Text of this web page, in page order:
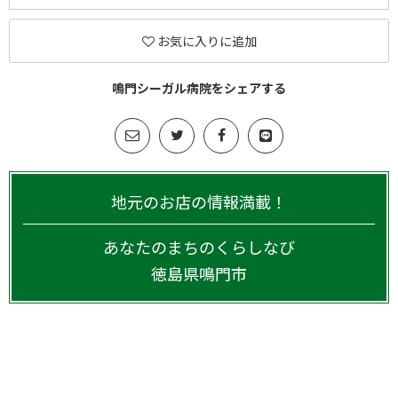
お気に入りに追加
鳴門シーガル病院をシェアする
地元のお店の情報満載！
あなたのまちのくらしなび
徳島県鳴門市